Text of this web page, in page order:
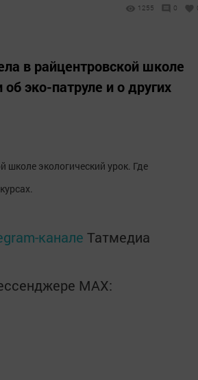
1255 0
в райцентровской школе
эко-патруле и о других
школе экологический урок. Где
канале Татмедиа
MАХ: